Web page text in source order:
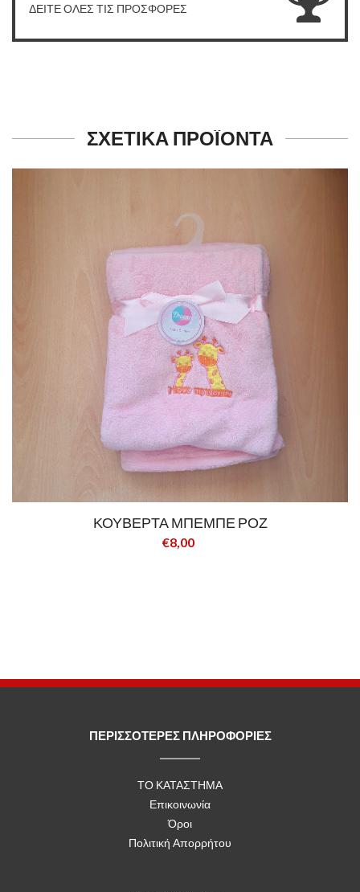
ΔΕΙΤΕ ΟΛΕΣ ΤΙΣ ΠΡΟΣΦΟΡΕΣ
ΣΧΕΤΙΚΑ ΠΡΟΪΟΝΤΑ
ΚΟΥΒΕΡΤΑ ΜΠΕΜΠΕ ΡΟΖ
€8,00
ΠΕΡΙΣΣΟΤΕΡΕΣ ΠΛΗΡΟΦΟΡΙΕΣ
ΤΟ ΚΑΤΑΣΤΗΜΑ
Επικοινωνία
Όροι
Πολιτική Απορρήτου